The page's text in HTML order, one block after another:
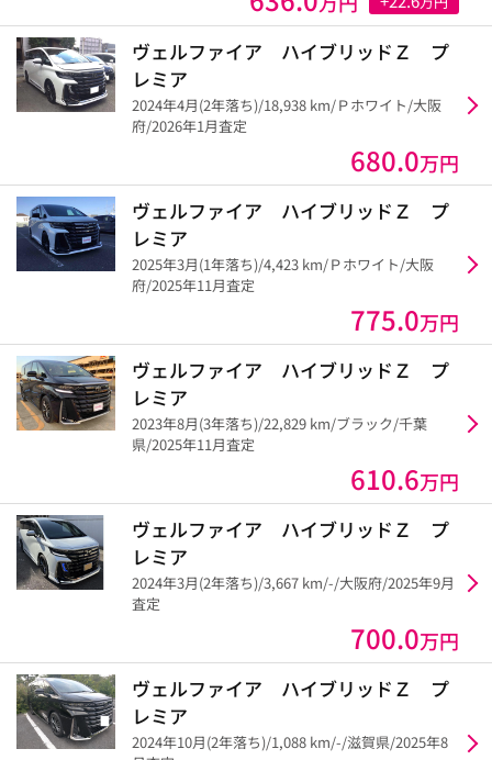
ヴェルファイア ハイブリッドＺ プ
レミア
2024年4月(2年落ち)/18,938 km/Ｐホワイト/大阪
府/2026年1月査定
680.0万円
ヴェルファイア ハイブリッドＺ プ
レミア
2025年3月(1年落ち)/4,423 km/Ｐホワイト/大阪
府/2025年11月査定
775.0万円
ヴェルファイア ハイブリッドＺ プ
レミア
2023年8月(3年落ち)/22,829 km/ブラック/千葉
県/2025年11月査定
610.6万円
ヴェルファイア ハイブリッドＺ プ
レミア
2024年3月(2年落ち)/3,667 km/-/大阪府/2025年9月
査定
700.0万円
ヴェルファイア ハイブリッドＺ プ
レミア
2024年10月(2年落ち)/1,088 km/-/滋賀県/2025年8